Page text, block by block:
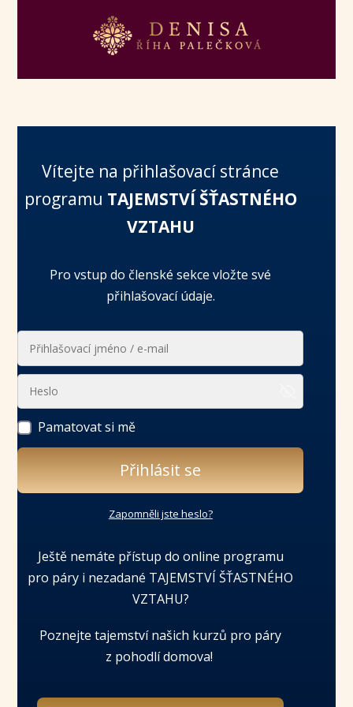
Vítejte na přihlašovací stránce
programu TAJEMSTVÍ ŠŤASTNÉHO
VZTAHU
Pro vstup do členské sekce vložte své
přihlašovací údaje.
Pamatovat si mě
Přihlásit se
Zapomněli jste heslo?
Ještě nemáte přístup do online programu
pro páry i nezadané TAJEMSTVÍ ŠŤASTNÉHO
VZTAHU?
Poznejte tajemství našich kurzů pro páry
z pohodlí domova!